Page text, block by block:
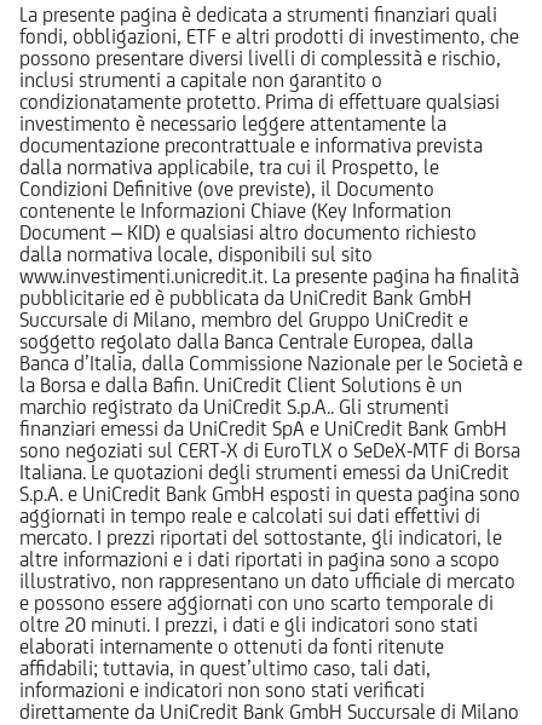
La presente pagina è dedicata a strumenti finanziari quali
fondi, obbligazioni, ETF e altri prodotti di investimento, che
possono presentare diversi livelli di complessità e rischio,
inclusi strumenti a capitale non garantito o
condizionatamente protetto. Prima di effettuare qualsiasi
investimento è necessario leggere attentamente la
documentazione precontrattuale e informativa prevista
dalla normativa applicabile, tra cui il Prospetto, le
Condizioni Definitive (ove previste), il Documento
contenente le Informazioni Chiave (Key Information
Document – KID) e qualsiasi altro documento richiesto
dalla normativa locale, disponibili sul sito
www.investimenti.unicredit.it. La presente pagina ha finalità
pubblicitarie ed è pubblicata da UniCredit Bank GmbH
Succursale di Milano, membro del Gruppo UniCredit e
soggetto regolato dalla Banca Centrale Europea, dalla
Banca d’Italia, dalla Commissione Nazionale per le Società e
la Borsa e dalla Bafin. UniCredit Client Solutions è un
marchio registrato da UniCredit S.p.A.. Gli strumenti
finanziari emessi da UniCredit SpA e UniCredit Bank GmbH
sono negoziati sul CERT-X di EuroTLX o SeDeX-MTF di Borsa
Italiana. Le quotazioni degli strumenti emessi da UniCredit
S.p.A. e UniCredit Bank GmbH esposti in questa pagina sono
aggiornati in tempo reale e calcolati sui dati effettivi di
mercato. I prezzi riportati del sottostante, gli indicatori, le
altre informazioni e i dati riportati in pagina sono a scopo
illustrativo, non rappresentano un dato ufficiale di mercato
e possono essere aggiornati con uno scarto temporale di
oltre 20 minuti. I prezzi, i dati e gli indicatori sono stati
elaborati internamente o ottenuti da fonti ritenute
affidabili; tuttavia, in quest’ultimo caso, tali dati,
informazioni e indicatori non sono stati verificati
direttamente da UniCredit Bank GmbH Succursale di Milano